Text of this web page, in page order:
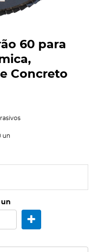
60 para
Concreto
un
un